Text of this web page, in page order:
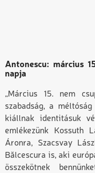
Antonescu: március
napja
„Március 15. nem
szabadság, a
kiállnak identitásuk
emlékezünk Kossuth
Áronra, Szacsvay
Bălcescura is, aki
összekötnek